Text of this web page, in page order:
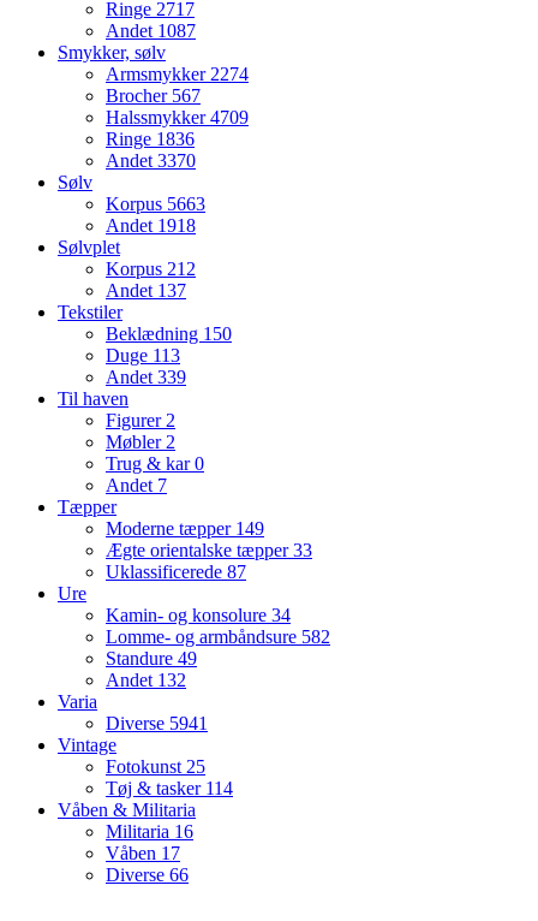
Ringe 2717
Andet 1087
Smykker, sølv
Armsmykker 2274
Brocher 567
Halssmykker4709
Ringe 1836
Andet 3370
Sølv
Korpus 5663
Andet 1918
Sølvplet
Korpus 212
Andet 137
Tekstiler
Beklædning 150
Duge 113
Andet 339
Til haven
Figurer 2
Møbler 2
Trug & kar0
Andet 7
Tæpper
Moderne tæpper 149
Ægte orientalske tæpper33
Uklassificerede 87
Ure
Kamin- og konsolure 34
Lomme- og armbåndsure 582
Standure 49
Andet 132
Varia
Diverse 5941
Vintage
Fotokunst 25
Tøj & tasker 114
Våben & Militaria
Militaria 16
Våben 17
Diverse 66